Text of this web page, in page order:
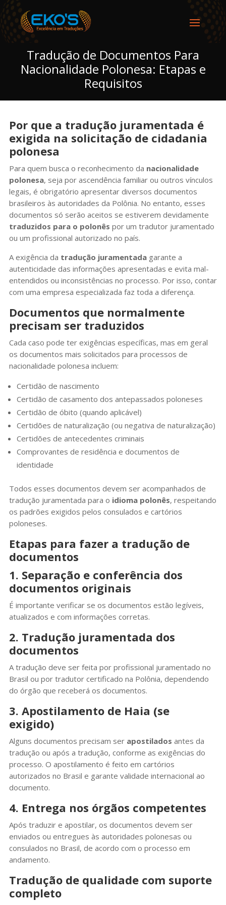
Tradução de Documentos Para
Nacionalidade Polonesa: Etapas e
Requisitos
Por que a tradução juramentada é
exigida na solicitação de cidadania
polonesa
Para quem busca o reconhecimento da nacionalidade
polonesa, seja por ascendência familiar ou outros vínculos
legais, é obrigatório apresentar diversos documentos
brasileiros às autoridades da Polônia. No entanto, esses
documentos só serão aceitos se estiverem devidamente
traduzidos para o polonês por um tradutor juramentado
ou um profissional autorizado no país.
A exigência da tradução juramentadagarante a
autenticidade das informações apresentadas e evita mal-
entendidos ou inconsistências no processo. Por isso, contar
com uma empresa especializada faz toda a diferença.
Documentos que normalmente
precisam ser traduzidos
Cada caso pode ter exigências específicas, mas em geral
os documentos mais solicitados para processos de
nacionalidade polonesa incluem:
Certidão de nascimento
Certidão de casamento dos antepassados poloneses
Certidão de óbito (quando aplicável)
Certidões de naturalização (ou negativa de naturalização)
Certidões de antecedentes criminais
Comprovantes de residência e documentos de
identidade
Todos esses documentos devem ser acompanhados de
tradução juramentada para o idioma polonês, respeitando
os padrões exigidos pelos consulados e cartórios
poloneses.
Etapas para fazer a tradução de
documentos
1. Separação e conferência dos
documentos originais
É importante verificar se os documentos estão legíveis,
atualizados e com informações corretas.
2. Tradução juramentada dos
documentos
A tradução deve ser feita por profissional juramentado no
Brasil ou por tradutor certificado na Polônia, dependendo
do órgão que receberá os documentos.
3. Apostilamento de Haia (se
exigido)
Alguns documentos precisam ser apostilados antes da
tradução ou após a tradução, conforme as exigências do
processo. O apostilamento é feito em cartórios
autorizados no Brasil e garante validade internacional ao
documento.
4. Entrega nos órgãos competentes
Após traduzir e apostilar, os documentos devem ser
enviados ou entregues às autoridades polonesas ou
consulados no Brasil, de acordo com o processo em
andamento.
Tradução de qualidade com suporte
completo